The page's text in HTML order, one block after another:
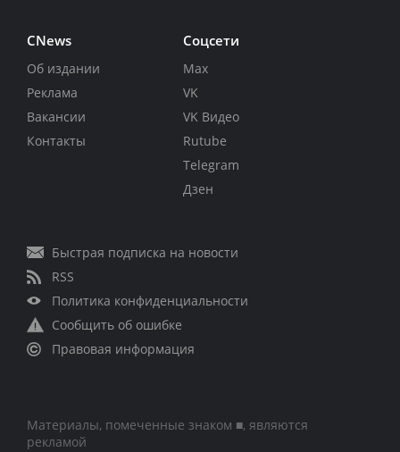
CNews
Об издании
Реклама
Вакансии
Контакты
Соцсети
Max
VK
VK Видео
Rutube
Telegram
Дзен
Быстрая подписка на новости
RSS
Политика конфиденциальности
Сообщить об ошибке
Правовая информация
Материалы, помеченные знаком ■, являются
рекламой